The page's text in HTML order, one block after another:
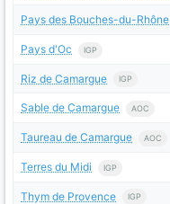
Pays des Bouches-du-Rhône
Pays d'Oc IGP
Riz de Camargue IGP
Sable de Camargue AOC
Taureau de Camargue AOC
Terres du Midi IGP
Thym de Provence IGP